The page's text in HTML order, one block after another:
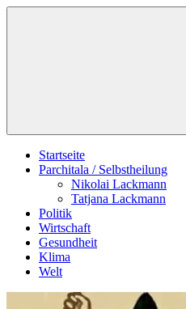
Zum
Startseite
Parchitala / Selbstheilung
Nikolai Lackmann
Tatjana Lackmann
Politik
Wirtschaft
Gesundheit
Klima
Welt